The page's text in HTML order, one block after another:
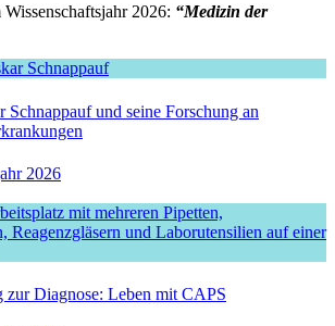
2026: “Medizin der
Schnappauf und seine Forschung an
2026
zur Diagnose: Leben mit CAPS